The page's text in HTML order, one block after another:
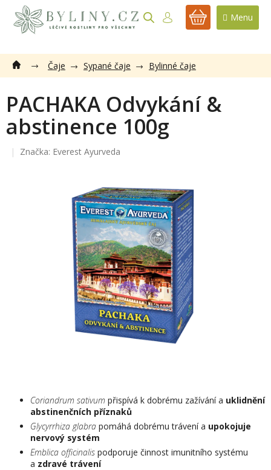
obsah
NÁKUPNÍ
Čaje Sypané čaje Bylinné čaje
PACHAKA Odvykání &
abstinence 100g
Značka: Everest Ayurveda
Coriandrum sativum přispívá k dobrému zažívání a uklidnění
abstinenčních příznaků
Glycyrrhiza glabra pomáhá dobrému trávení a upokojuje
nervový systém
Emblica officinalis podporuje činnost imunitního systému
a zdravé trávení